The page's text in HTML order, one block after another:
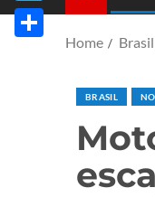
Home Brasil
BRASIL
Telegram